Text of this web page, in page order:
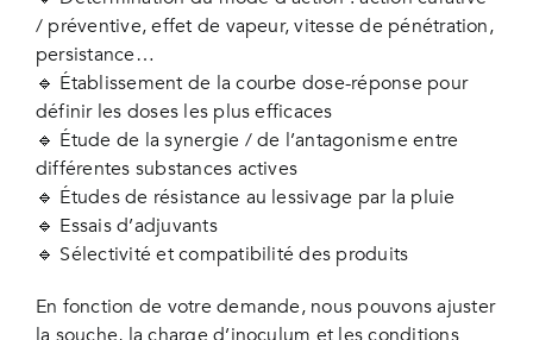
/ préventive, effet de vapeur, vitesse de pénétration,
persistance…
🔹 Établissement de la courbe dose-réponse pour
définir les doses les plus efficaces
🔹 Étude de la synergie / de l’antagonisme entre
différentes substances actives
🔹 Études de résistance au lessivage par la pluie
🔹 Essais d’adjuvants
🔹 Sélectivité et compatibilité des produits
En fonction de votre demande, nous pouvons ajuster